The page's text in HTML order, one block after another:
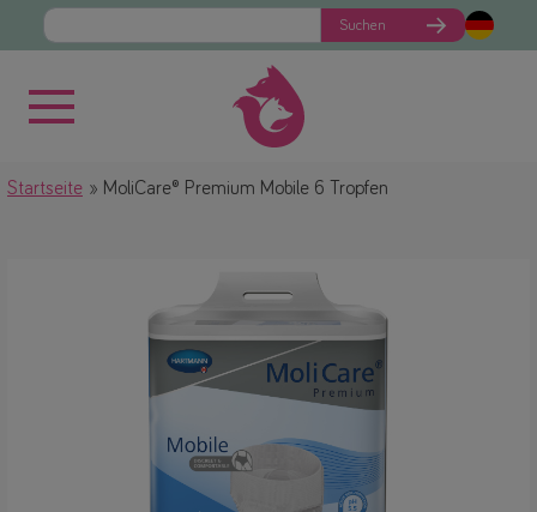
Suchen
Startseite MoliCare® Premium Mobile 6 Tropfen